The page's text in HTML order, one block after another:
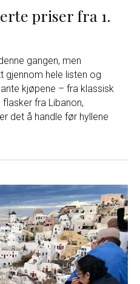
priser fra 1.
gangen, men
gjennom hele listen og
kjøpene – fra klassisk
fra Libanon,
det å handle før hyllene